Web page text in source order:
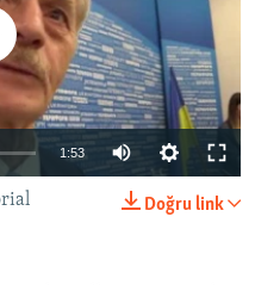
available
1:53
Doğru link